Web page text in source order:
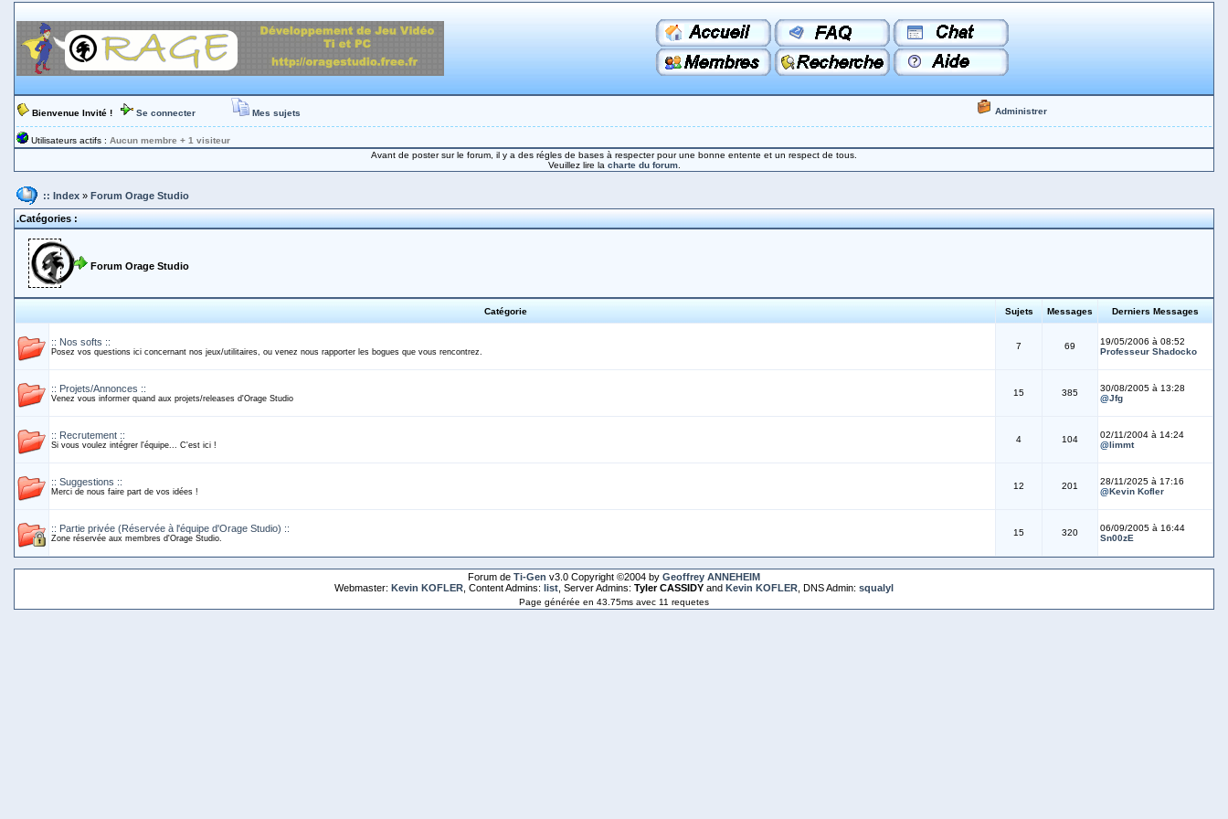
Bienvenue Invité ! Se connecter Mes sujets Administrer
Utilisateurs actifs : Aucun membre + 1 visiteur
Avant de poster sur le forum, il y a des régles de bases à respecter pour une bonne entente et un respect de tous.
Veuillez lire la charte du forum.
:: Index » Forum Orage Studio
.Catégories :
Forum Orage Studio
Catégorie Sujets Messages Derniers Messages
:: Nos softs ::
Posez vos questions ici concernant nos jeux/utilitaires, ou venez nous rapporter les bogues que vous rencontrez.
7 69
19/05/2006 à 08:52
Professeur Shadocko
:: Projets/Annonces ::
Venez vous informer quand aux projets/releases d'Orage Studio
15 385
30/08/2005 à 13:28
@Jfg
:: Recrutement ::
Si vous voulez intégrer l'équipe... C'est ici !
4 104
02/11/2004 à 14:24
@limmt
:: Suggestions ::
Merci de nous faire part de vos idées !
12 201
28/11/2025 à 17:16
@Kevin Kofler
:: Partie privée (Réservée à l'équipe d'Orage Studio) ::
Zone réservée aux membres d'Orage Studio.
15 320
06/09/2005 à 16:44
Sn00zE
Forum de Ti-Gen v3.0 Copyright ©2004 by Geoffrey ANNEHEIM
Webmaster: Kevin KOFLER , Content Admins: list , Server Admins: Tyler CASSIDY and Kevin KOFLER , DNS Admin: squalyl
Page générée en 43.75ms avec 11 requetes